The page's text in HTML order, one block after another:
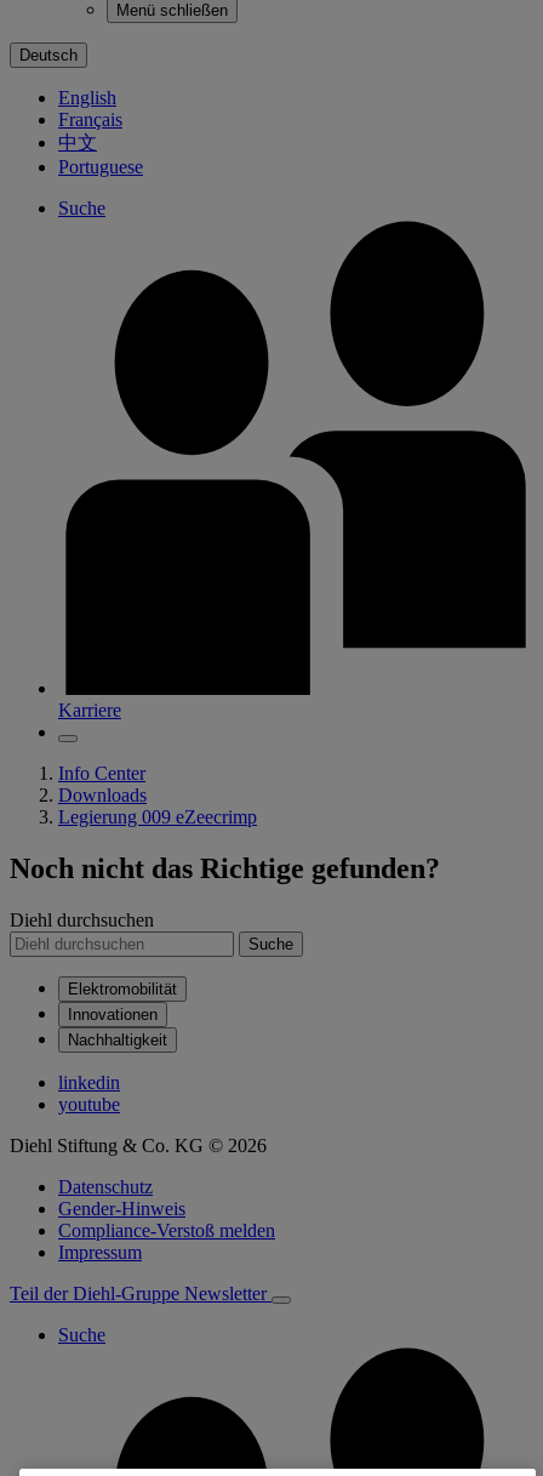
Menü schließen
Deutsch
English
Français
中文
Portuguese
Suche
Karriere
Info Center
Downloads
Legierung 009 eZeecrimp
Noch nicht das Richtige gefunden?
Diehl durchsuchen
Suche
Elektromobilität
Innovationen
Nachhaltigkeit
linkedin
youtube
Diehl Stiftung & Co. KG © 2026
Datenschutz
Gender-Hinweis
Compliance-Verstoß melden
Impressum
Teil der Diehl-Gruppe Newsletter
Suche